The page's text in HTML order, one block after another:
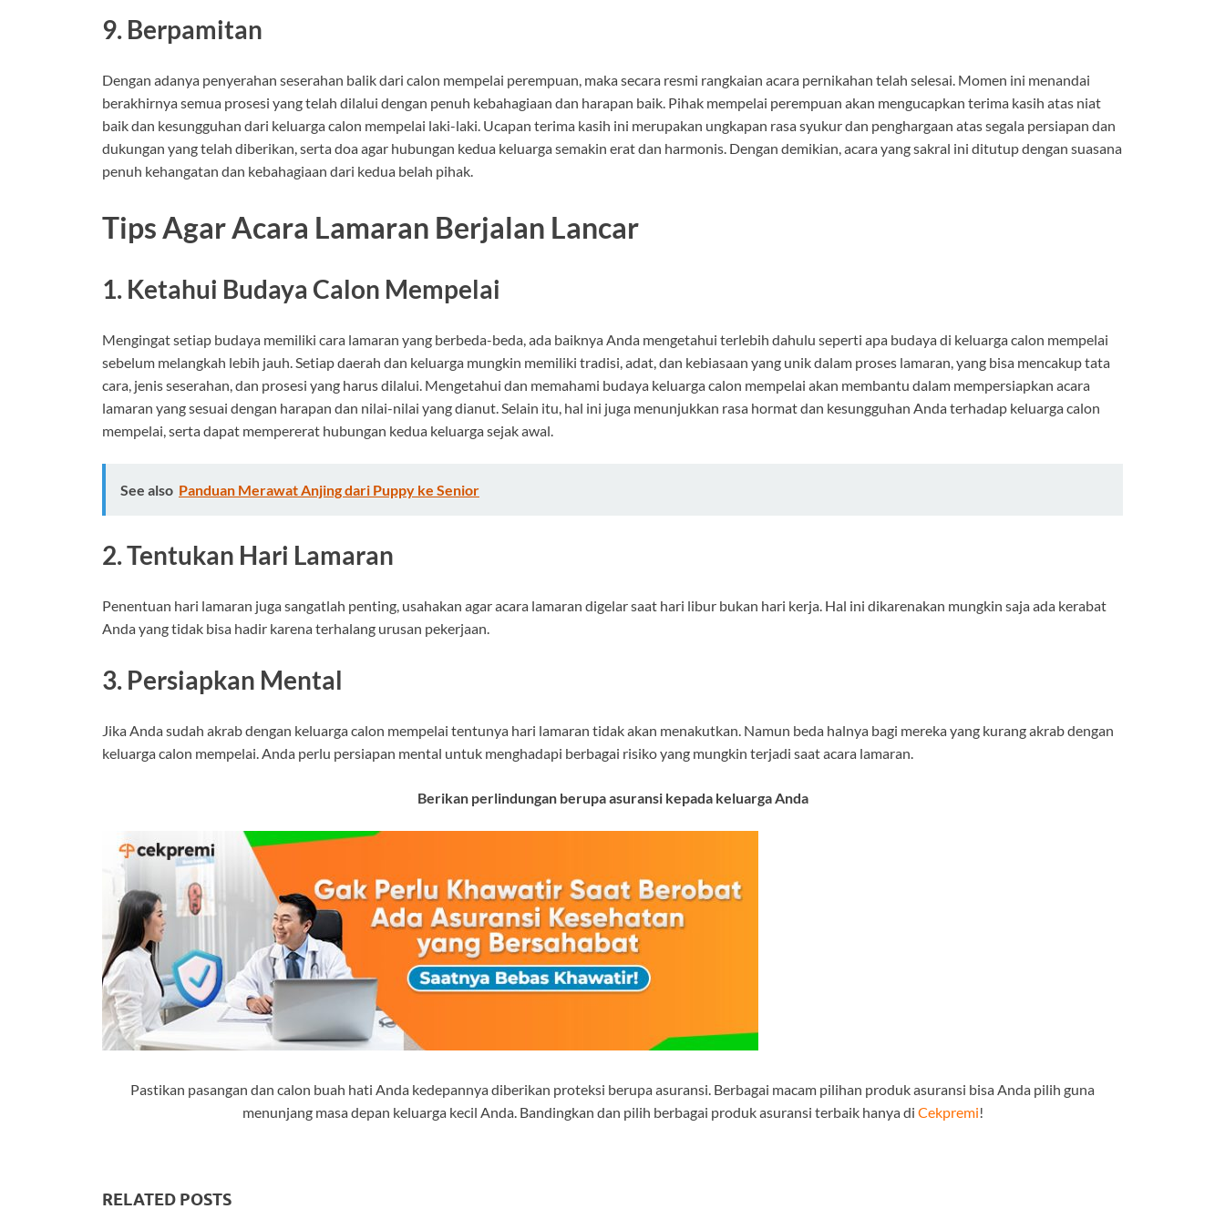
9. Berpamitan
Dengan adanya penyerahan seserahan balik dari calon mempelai perempuan, maka secara resmi rangkaian acara pernikahan telah selesai. Momen ini menandai
berakhirnya semua prosesi yang telah dilalui dengan penuh kebahagiaan dan harapan baik. Pihak mempelai perempuan akan mengucapkan terima kasih atas niat
baik dan kesungguhan dari keluarga calon mempelai laki-laki. Ucapan terima kasih ini merupakan ungkapan rasa syukur dan penghargaan atas segala persiapan dan
dukungan yang telah diberikan, serta doa agar hubungan kedua keluarga semakin erat dan harmonis. Dengan demikian, acara yang sakral ini ditutup dengan suasana
penuh kehangatan dan kebahagiaan dari kedua belah pihak.
Tips Agar Acara Lamaran Berjalan Lancar
1. Ketahui Budaya Calon Mempelai
Mengingat setiap budaya memiliki cara lamaran yang berbeda-beda, ada baiknya Anda mengetahui terlebih dahulu seperti apa budaya di keluarga calon mempelai
sebelum melangkah lebih jauh. Setiap daerah dan keluarga mungkin memiliki tradisi, adat, dan kebiasaan yang unik dalam proses lamaran, yang bisa mencakup tata
cara, jenis seserahan, dan prosesi yang harus dilalui. Mengetahui dan memahami budaya keluarga calon mempelai akan membantu dalam mempersiapkan acara
lamaran yang sesuai dengan harapan dan nilai-nilai yang dianut. Selain itu, hal ini juga menunjukkan rasa hormat dan kesungguhan Anda terhadap keluarga calon
mempelai, serta dapat mempererat hubungan kedua keluarga sejak awal.
See also Panduan Merawat Anjing dari Puppy ke Senior
2. Tentukan Hari Lamaran
Penentuan hari lamaran juga sangatlah penting, usahakan agar acara lamaran digelar saat hari libur bukan hari kerja. Hal ini dikarenakan mungkin saja ada kerabat
Anda yang tidak bisa hadir karena terhalang urusan pekerjaan.
3. Persiapkan Mental
Jika Anda sudah akrab dengan keluarga calon mempelai tentunya hari lamaran tidak akan menakutkan. Namun beda halnya bagi mereka yang kurang akrab dengan
keluarga calon mempelai. Anda perlu persiapan mental untuk menghadapi berbagai risiko yang mungkin terjadi saat acara lamaran.
Berikan perlindungan berupa asuransi kepada keluarga Anda
Pastikan pasangan dan calon buah hati Anda kedepannya diberikan proteksi berupa asuransi. Berbagai macam pilihan produk asuransi bisa Anda pilih guna
menunjang masa depan keluarga kecil Anda. Bandingkan dan pilih berbagai produk asuransi terbaik hanya di Cekpremi!
RELATED POSTS